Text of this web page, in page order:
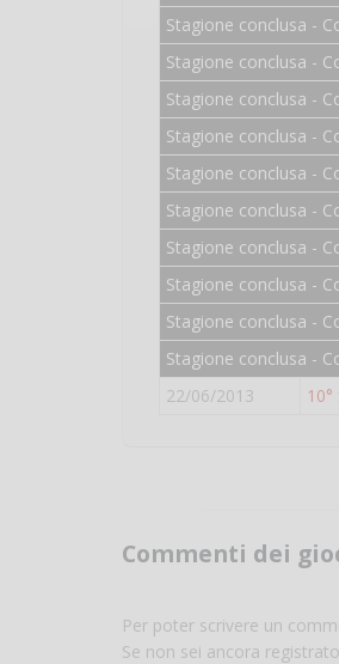
Stagione conclusa -
Stagione conclusa -
Stagione conclusa -
Stagione conclusa -
Stagione conclusa -
Stagione conclusa -
Stagione conclusa -
Stagione conclusa -
Stagione conclusa -
Stagione conclusa -
22/06/2013
Commenti dei
Per poter scrivere un
Se non sei ancora